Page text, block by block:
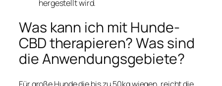
hergestellt wird.
Was kann ich mit Hunde-
CBD therapieren? Was sind
die Anwendungsgebiete?